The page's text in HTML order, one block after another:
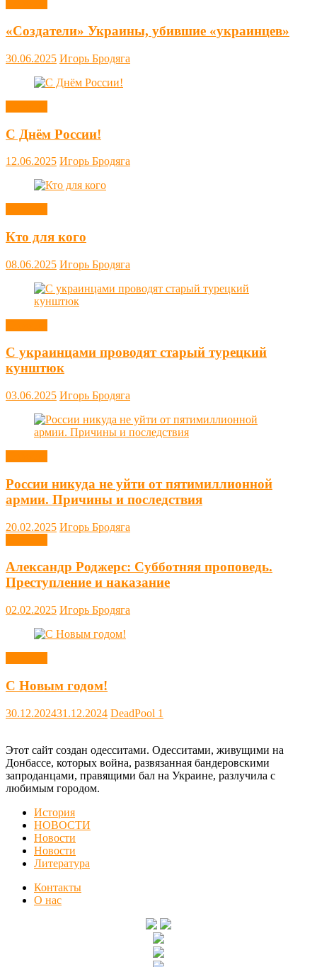
«Создатели» Украины, убившие «украинцев»
30.06.2025 Игорь Бродяга
С Днём России!
12.06.2025 Игорь Бродяга
Кто для кого
08.06.2025 Игорь Бродяга
С украинцами проводят старый турецкий
кунштюк
03.06.2025 Игорь Бродяга
России никуда не уйти от пятимиллионной
армии. Причины и последствия
20.02.2025 Игорь Бродяга
Александр Роджерс: Субботняя проповедь.
Преступление и наказание
02.02.2025 Игорь Бродяга
С Новым годом!
30.12.202431.12.2024 DeadPool 1
Этот сайт создан одесситами. Одесситами, живущими на
Донбассе, которых война, развязанная бандеровскими
запроданцами, правящими бал на Украине, разлучила с
любимым городом.
История
НОВОСТИ
Новости
Новости
Литература
Контакты
О нас